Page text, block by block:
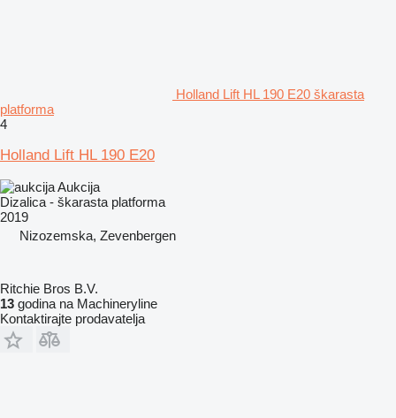
Holland Lift HL 190 E20 škarasta
platforma
4
Holland Lift HL 190 E20
Aukcija
Dizalica - škarasta platforma
2019
Nizozemska, Zevenbergen
Ritchie Bros B.V.
13 godina na Machineryline
Kontaktirajte prodavatelja